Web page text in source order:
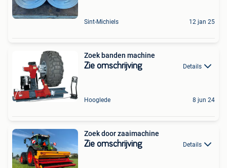
Sint-Michiels 12 jan 25
Zoek banden machine
Zie omschrijving Details
Hooglede 8 jun 24
Zoek door zaaimachine
Zie omschrijving Details